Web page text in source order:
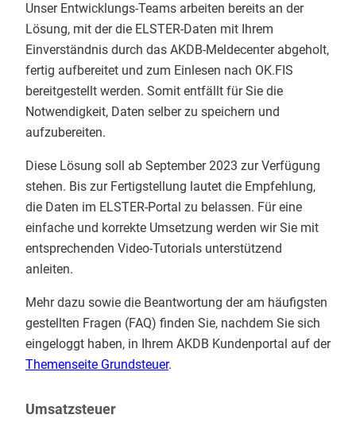
Unser Entwicklungs-Teams arbeiten bereits an der
Lösung, mit der die ELSTER-Daten mit Ihrem
Einverständnis durch das AKDB-Meldecenter abgeholt,
fertig aufbereitet und zum Einlesen nach OK.FIS
bereitgestellt werden. Somit entfällt für Sie die
Notwendigkeit, Daten selber zu speichern und
aufzubereiten.
Diese Lösung soll ab September 2023 zur Verfügung
stehen. Bis zur Fertigstellung lautet die Empfehlung,
die Daten im ELSTER-Portal zu belassen. Für eine
einfache und korrekte Umsetzung werden wir Sie mit
entsprechenden Video-Tutorials unterstützend
anleiten.
Mehr dazu sowie die Beantwortung der am häufigsten
gestellten Fragen (FAQ) finden Sie, nachdem Sie sich
eingeloggt haben, in Ihrem AKDB Kundenportal auf der
Themenseite Grundsteuer.
Umsatzsteuer